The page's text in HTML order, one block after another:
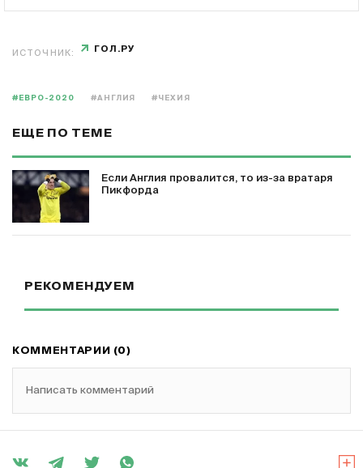
ИСТОЧНИК: ГОЛ.РУ
#ЕВРО-2020 #АНГЛИЯ #ЧЕХИЯ
ЕЩЕ ПО ТЕМЕ
Если Англия провалится, то из-за вратаря
Пикфорда
РЕКОМЕНДУЕМ
КОММЕНТАРИИ (0)
Написать комментарий